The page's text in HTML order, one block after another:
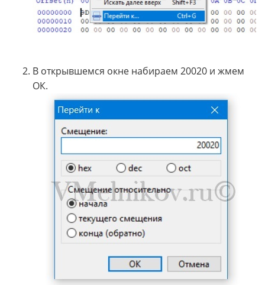
В открывшемся окне набираем 20020 и жмем
ОК.